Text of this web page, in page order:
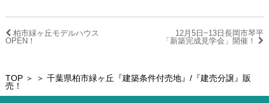
柏市緑ヶ丘モデルハウス
OPEN！
12月5日~13日長岡市琴平
「新築完成見学会」開催！
TOP＞ ＞ 千葉県柏市緑ヶ丘『建築条件付売地』/『建売分譲』販
売！